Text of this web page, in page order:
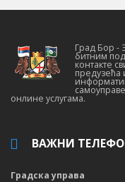
Град Бор -
битним
контакте
предузећа
онлине услугама.
ВАЖНИ
Градска управа